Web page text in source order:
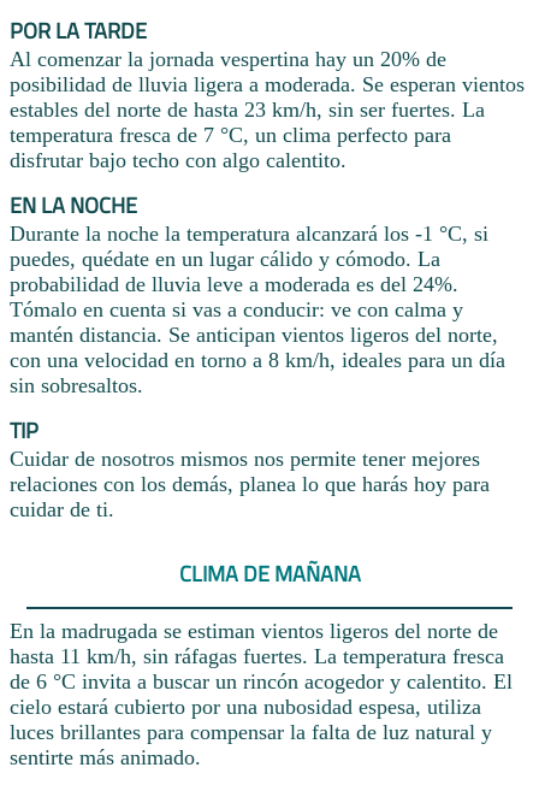
POR LA TARDE
Al comenzar la jornada vespertina hay un 20% de
posibilidad de lluvia ligera a moderada. Se esperan vientos
estables del norte de hasta 23 km/h, sin ser fuertes. La
temperatura fresca de 7 °C, un clima perfecto para
disfrutar bajo techo con algo calentito.
EN LA NOCHE
Durante la noche la temperatura alcanzará los -1 °C, si
puedes, quédate en un lugar cálido y cómodo. La
probabilidad de lluvia leve a moderada es del 24%.
Tómalo en cuenta si vas a conducir: ve con calma y
mantén distancia. Se anticipan vientos ligeros del norte,
con una velocidad en torno a 8 km/h, ideales para un día
sin sobresaltos.
TIP
Cuidar de nosotros mismos nos permite tener mejores
relaciones con los demás, planea lo que harás hoy para
cuidar de ti.
CLIMA DE MAÑANA
En la madrugada se estiman vientos ligeros del norte de
hasta 11 km/h, sin ráfagas fuertes. La temperatura fresca
de 6 °C invita a buscar un rincón acogedor y calentito. El
cielo estará cubierto por una nubosidad espesa, utiliza
luces brillantes para compensar la falta de luz natural y
sentirte más animado.